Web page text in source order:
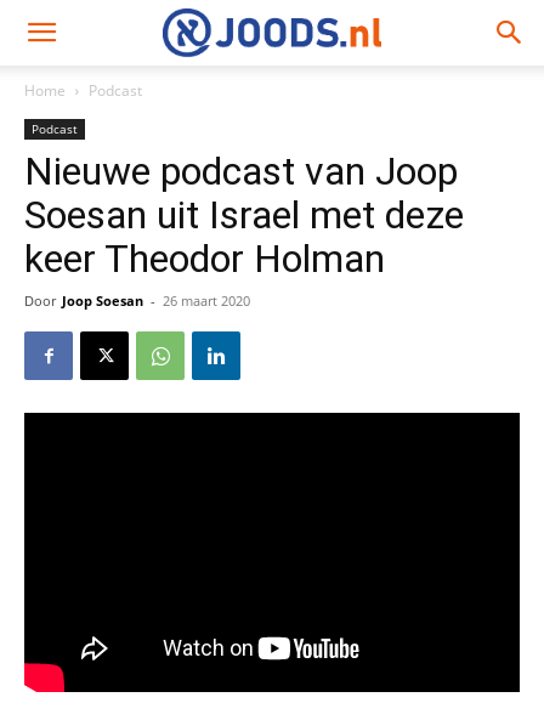
Home Podcast
Podcast
Nieuwe podcast van Joop
Soesan uit Israel met deze
keer Theodor Holman
Door Joop Soesan - 26 maart 2020